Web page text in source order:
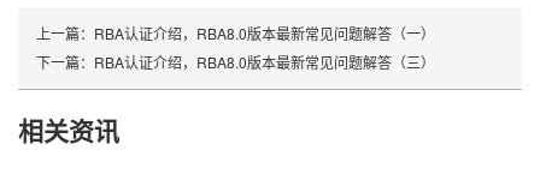
上一篇： RBA认证介绍，RBA8.0版本最新常见问题解答（一）
下一篇： RBA认证介绍，RBA8.0版本最新常见问题解答（三）
相关资讯